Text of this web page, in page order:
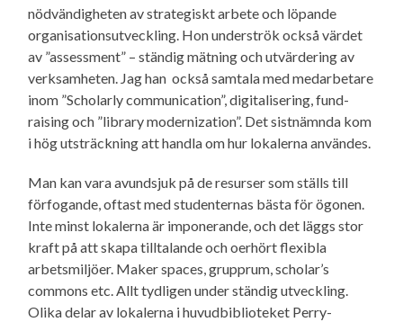
nödvändigheten av strategiskt arbete och löpande
organisationsutveckling. Hon underströk också värdet
av ”assessment” – ständig mätning och utvärdering av
verksamheten. Jag han också samtala med medarbetare
inom ”Scholarly communication”, digitalisering, fund-
raising och ”library modernization”. Det sistnämnda kom
i hög utsträckning att handla om hur lokalerna användes.
Man kan vara avundsjuk på de resurser som ställs till
förfogande, oftast med studenternas bästa för ögonen.
Inte minst lokalerna är imponerande, och det läggs stor
kraft på att skapa tilltalande och oerhört flexibla
arbetsmiljöer. Maker spaces, grupprum, scholar’s
commons etc. Allt tydligen under ständig utveckling.
Olika delar av lokalerna i huvudbiblioteket Perry-